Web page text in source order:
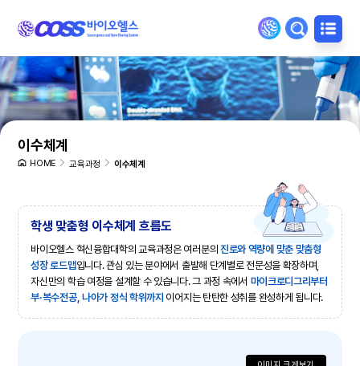
이수체계
HOME 교육과정 이수체계
학생 맞춤형 이수체계 흐름도
바이오헬스 혁신융합대학의 교육과정은 여러분의 진로와 역량에 맞춘 맞춤형
성장 로드맵입니다.관심 있는 분야에서 출발해 단계별로 전문성을 확장하며,
자신만의 학습 여정을 설계할 수 있습니다.그 과정 속에서 마이크로디그리부터
부·복수전공, 나아가 정식 학위까지 이어지는 탄탄한 성취를 완성하게 됩니다.